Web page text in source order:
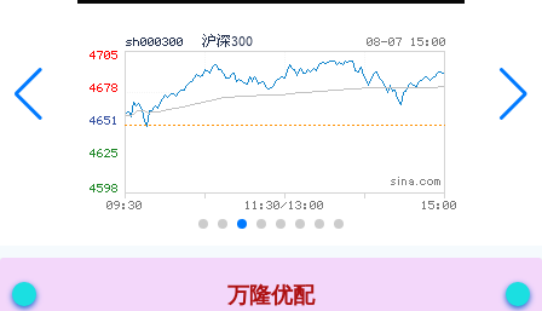
万隆优配